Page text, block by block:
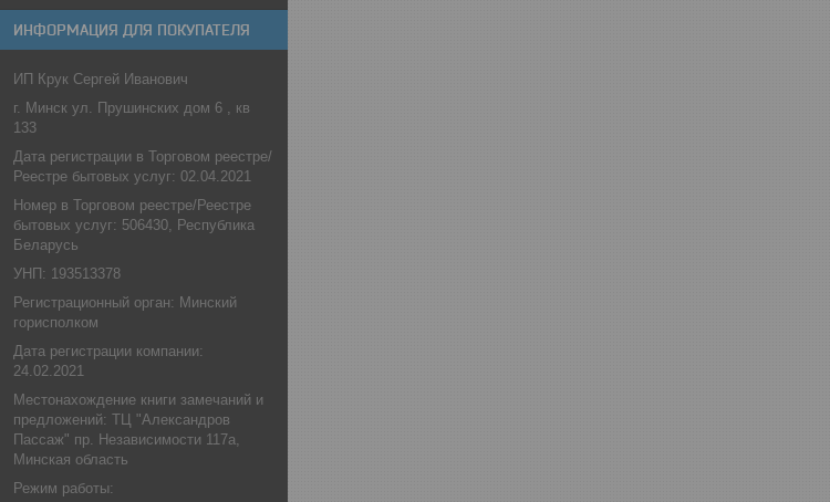
ИНФОРМАЦИЯ ДЛЯ ПОКУПАТЕЛЯ
ИП Крук Сергей Иванович
г. Минск ул. Прушинских дом 6 , кв
133
Дата регистрации в Торговом реестре/
Реестре бытовых услуг: 02.04.2021
Номер в Торговом реестре/Реестре
бытовых услуг: 506430, Республика
Беларусь
УНП: 193513378
Регистрационный орган: Минский
горисполком
Дата регистрации компании:
24.02.2021
Местонахождение книги замечаний и
предложений: ТЦ "Александров
Пассаж" пр. Независимости 117а,
Минская область
Режим работы: